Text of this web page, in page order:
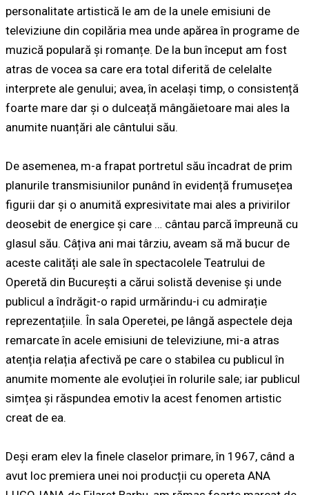
personalitate artistică le am de la unele emisiuni de
televiziune din copilăria mea unde apărea în programe de
muzică populară și romanțe. De la bun început am fost
atras de vocea sa care era total diferită de celelalte
interprete ale genului; avea, în același timp, o consistență
foarte mare dar și o dulceață mângăietoare mai ales la
anumite nuanțări ale cântului său.
De asemenea, m-a frapat portretul său încadrat de prim
planurile transmisiunilor punând în evidență frumusețea
figurii dar și o anumită expresivitate mai ales a privirilor
deosebit de energice și care … cântau parcă împreună cu
glasul său. Câțiva ani mai târziu, aveam să mă bucur de
aceste calități ale sale în spectacolele Teatrului de
Operetă din București a cărui solistă devenise și unde
publicul a îndrăgit-o rapid urmărindu-i cu admirație
reprezentațiile. În sala Operetei, pe lângă aspectele deja
remarcate în acele emisiuni de televiziune, mi-a atras
atenția relația afectivă pe care o stabilea cu publicul în
anumite momente ale evoluției în rolurile sale; iar publicul
simțea și răspundea emotiv la acest fenomen artistic
creat de ea.
Deși eram elev la finele claselor primare, în 1967, când a
avut loc premiera unei noi producții cu opereta ANA